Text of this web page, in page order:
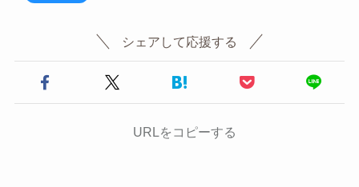
シェアして応援する
URLをコピーする